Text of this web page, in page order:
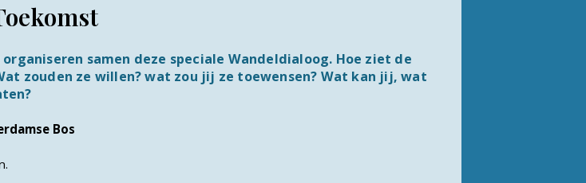
samen deze speciale Wandeldialoog. Hoe ziet de
zouden ze willen? wat zou jij ze toewensen? Wat kan jij, wat
Bos